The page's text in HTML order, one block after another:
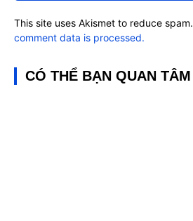
This site uses Akismet to reduce spam.
comment data is processed.
CÓ THỂ BẠN QUAN TÂM